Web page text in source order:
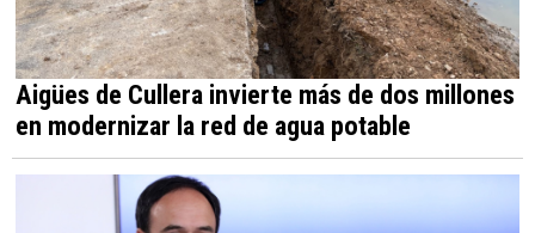
Aigües de Cullera invierte más de dos millones
en modernizar la red de agua potable